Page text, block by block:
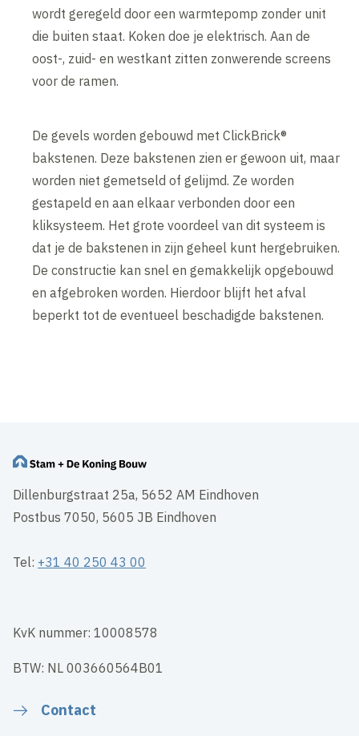
wordt geregeld door een warmtepomp zonder unit
die buiten staat. Koken doe je elektrisch. Aan de
oost-, zuid- en westkant zitten zonwerende screens
voor de ramen.
De gevels worden gebouwd met ClickBrick®
bakstenen. Deze bakstenen zien er gewoon uit, maar
worden niet gemetseld of gelijmd. Ze worden
gestapeld en aan elkaar verbonden door een
kliksysteem. Het grote voordeel van dit systeem is
dat je de bakstenen in zijn geheel kunt hergebruiken.
De constructie kan snel en gemakkelijk opgebouwd
en afgebroken worden. Hierdoor blijft het afval
beperkt tot de eventueel beschadigde bakstenen.
Dillenburgstraat 25a, 5652 AM Eindhoven
Postbus 7050, 5605 JB Eindhoven
Tel: +31 40 250 43 00
KvK nummer: 10008578
BTW: NL 003660564B01
Contact